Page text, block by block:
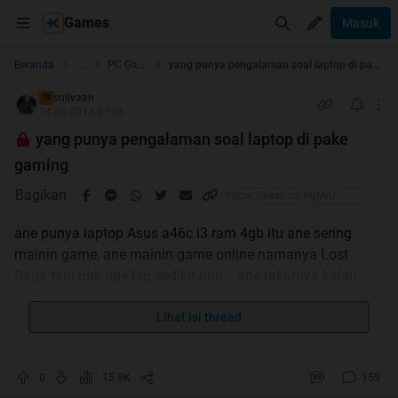
Games Masuk
Beranda ... PC Games
TS sulivaan
yang punya pengalaman soal laptop di pake
gaming
Bagikan
ane punya laptop Asus a46c i3 ram 4gb itu ane sering
mainin game, ane mainin game online namanya Lost
nih... trus ane maininnya sambil pakai charge ran trus
apakah tidak apa2 untuk laptop saya?
Lihat isi thread
0 15.9K 159